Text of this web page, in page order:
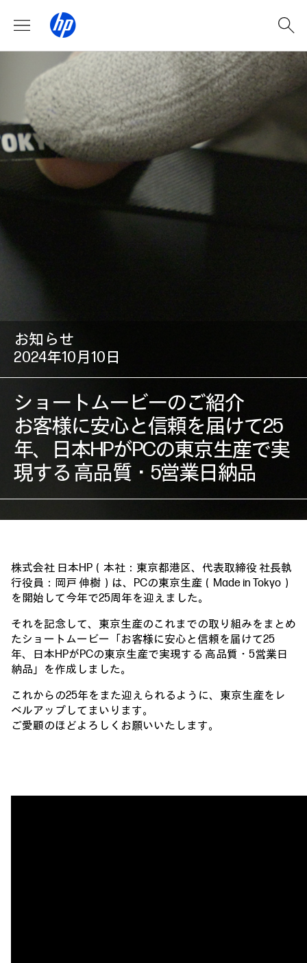
お知らせ
2024年10月10日
ショートムービーのご紹介
お客様に安心と信頼を届けて25
年、日本HPがPCの東京生産で実
現する 高品質・5営業日納品
株式会社 日本HP（本社：東京都港区、代表取締役 社長執
行役員：岡戸 伸樹）は、PCの東京生産（Made in Tokyo）
を開始して今年で25周年を迎えました。
それを記念して、東京生産のこれまでの取り組みをまとめ
たショートムービー「お客様に安心と信頼を届けて25
年、日本HPがPCの東京生産で実現する 高品質・5営業日
納品」を作成しました。
これからの25年をまた迎えられるように、東京生産をレ
ベルアップしてまいります。
ご愛顧のほどよろしくお願いいたします。